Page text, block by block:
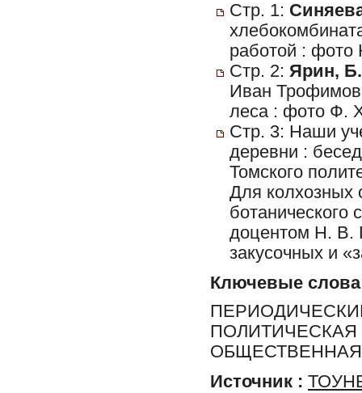
Стр. 1:
работой : фото
Стр. 2: Ярин, Б.
Иван
леса : фото Ф.
Стр. 3: Наши
деревни :
Томского
Для колхозных
ботанического
доцентом Н.
закусочных и
Ключевые слова
Источник :